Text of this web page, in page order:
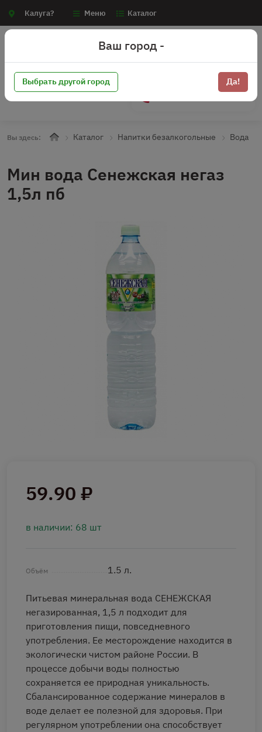
Калуга? Меню Каталог
Вы здесь: Каталог Напитки безалкогольные Вода
Мин вода Сенежская негаз
1,5л пб
59.90 ₽
в наличии: 68 шт
Объём 1.5 л.
Питьевая минеральная вода СЕНЕЖСКАЯ
негазированная, 1,5 л подходит для
приготовления пищи, повседневного
употребления. Ее месторождение находится в
экологически чистом районе России. В
процессе добычи воды полностью
сохраняется ее природная уникальность.
Сбалансированное содержание минералов в
воде делает ее полезной для здоровья. При
регулярном употреблении она способствует
Ваш город -
Выбрать другой город Да!